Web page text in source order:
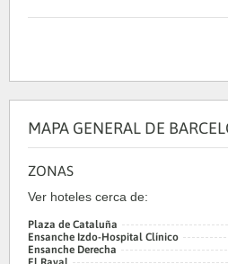
MAPA GENERAL DE
ZONAS
Ver hoteles cerca de:
Plaza de Cataluña
Ensanche Izdo-Hospital Clínico
Ensanche Derecha